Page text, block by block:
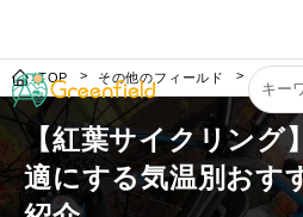
TOP その他のフィールド 【紅葉
【紅葉サイクリング
適にする気温別おす